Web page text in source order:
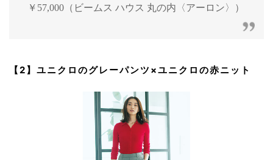
￥57,000（ビームス ハウス 丸の内〈アーロン〉）
【2】ユニクロのグレーパンツ×ユニクロの赤ニット